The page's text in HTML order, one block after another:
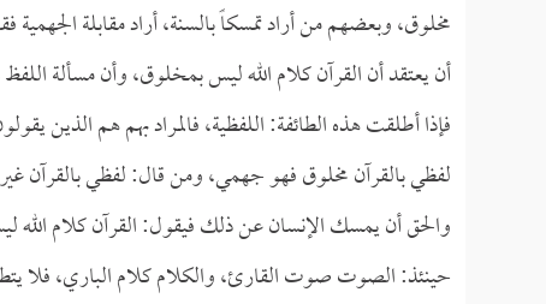
مخلوق، وبعضهم من أراد تمسكاً بالسنة، أراد مقابلة
أن يعتقد أن القرآن كلام الله ليس بمخلوق، وأن مسألة
فإذا أطلقت هذه الطائفة: اللفظية، فالمراد بهم هم الذين
لفظي بالقرآن مخلوق فهو جهمي، ومن قال: لفظي بالقرآن
والحق أن يمسك الإنسان عن ذلك فيقول: القرآن كلام الله
حينئذ: الصوت صوت القارئ، والكلام كلام الباري، فلا